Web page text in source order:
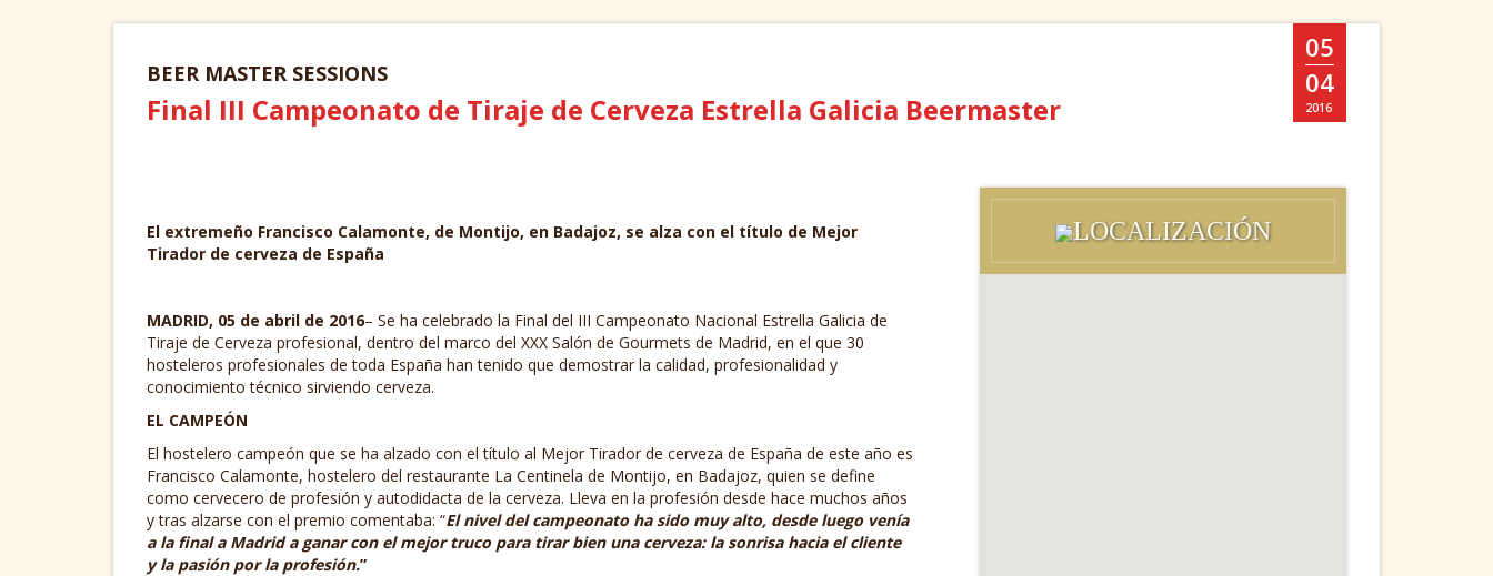
05
04
2016
BEER MASTER SESSIONS
Final III Campeonato de Tiraje de Cerveza Estrella Galicia Beermaster
El extremeño Francisco Calamonte, de Montijo, en Badajoz, se alza con el título de Mejor
Tirador de cerveza de España
MADRID, 05 de abril de 2016– Se ha celebrado la Final del III Campeonato Nacional Estrella Galicia de
Tiraje de Cerveza profesional, dentro del marco del XXX Salón de Gourmets de Madrid, en el que 30
hosteleros profesionales de toda España han tenido que demostrar la calidad, profesionalidad y
conocimiento técnico sirviendo cerveza.
EL CAMPEÓN
El hostelero campeón que se ha alzado con el título al Mejor Tirador de cerveza de España de este año es
Francisco Calamonte, hostelero del restaurante La Centinela de Montijo, en Badajoz, quien se define
como cervecero de profesión y autodidacta de la cerveza. Lleva en la profesión desde hace muchos años
y tras alzarse con el premio comentaba: “El nivel del campeonato ha sido muy alto, desde luego venía
a la final a Madrid a ganar con el mejor truco para tirar bien una cerveza: la sonrisa hacia el cliente
y la pasión por la profesión.”
LOCALIZACIÓN